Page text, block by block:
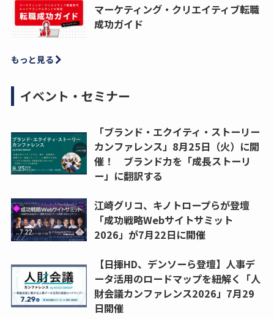
マーケティング・クリエイティブ転職
成功ガイド
もっと見る
イベント・セミナー
「ブランド・エクイティ・ストーリー
カンファレンス」8月25日（火）に開
催！ ブランド力を「成長ストーリ
ー」に翻訳する
江崎グリコ、キノトロープらが登壇
「成功戦略Webサイトサミット
2026」が7月22日に開催
【日揮HD、デンソーら登壇】人事デ
ータ活用のロードマップを紐解く「人
財会議カンファレンス2026」7月29
日開催